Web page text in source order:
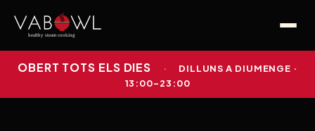
OBERT TOTS ELS DIES ·
DILLUNS A DIUMENGE ·
13:00–23:00